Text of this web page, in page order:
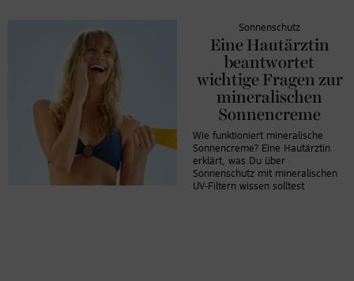
Sonnenschutz
Eine Hautärztin
beantwortet
wichtige Fragen zur
mineralischen
Sonnencreme
Wie funktioniert mineralische
Sonnencreme? Eine Hautärztin
erklärt, was Du über
Sonnenschutz mit mineralischen
UV-Filtern wissen solltest